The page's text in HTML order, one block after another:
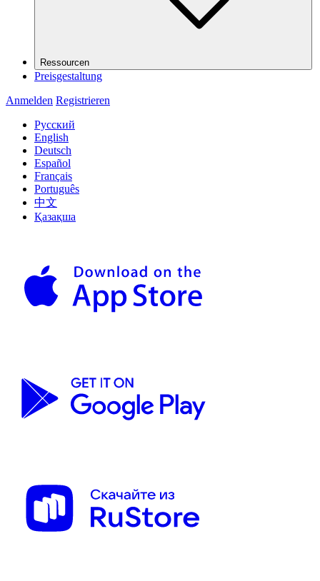
Ressourcen
Preisgestaltung
Anmelden Registrieren
Русский
English
Deutsch
Español
Français
Português
中文
Қазақша